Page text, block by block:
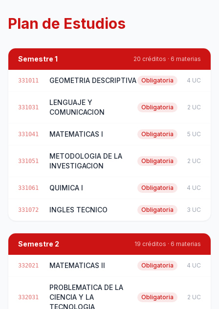
Plan de Estudios
Semestre 1 20 créditos · 6 materias
331011 GEOMETRIA DESCRIPTIVA Obligatoria 4 UC
331031
LENGUAJE Y
COMUNICACION
Obligatoria 2 UC
331041 MATEMATICAS I Obligatoria 5 UC
331051
METODOLOGIA DE LA
INVESTIGACION
Obligatoria 2 UC
331061 QUIMICA I Obligatoria 4 UC
331072 INGLES TECNICO Obligatoria 3 UC
Semestre 2 19 créditos · 6 materias
332021 MATEMATICAS II Obligatoria 4 UC
332031
PROBLEMATICA DE LA
CIENCIA Y LA
TECNOLOGIA
Obligatoria 2 UC